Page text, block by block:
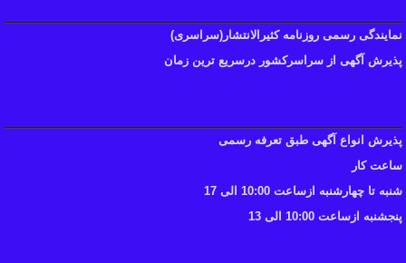
نمایندگی رسمی روزنامه کثیرالانتشار(سراسری)
پذیرش آگهی از سراسرکشور درسریع ترین زمان
پذیرش انواع آگهی طبق تعرفه رسمی
ساعت کار
شنبه تا چهارشنبه ازساعت 10:00 الی 17
پنجشنبه ازساعت 10:00 الی 13